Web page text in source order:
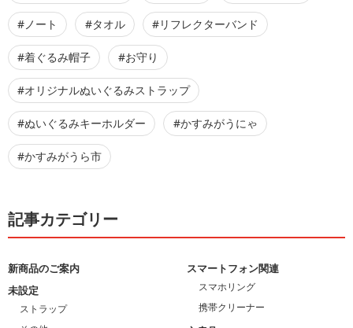
#ノート #タオル #リフレクターバンド
#着ぐるみ帽子 #お守り
#オリジナルぬいぐるみストラップ
#ぬいぐるみキーホルダー #かすみがうにゃ
#かすみがうら市
記事カテゴリー
新商品のご案内
未設定
ストラップ
スマートフォン関連
スマホリング
携帯クリーナー